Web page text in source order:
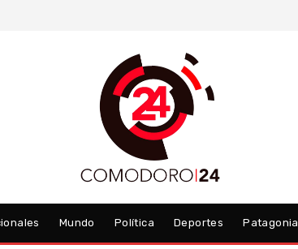
Mundo Política Deportes Patagonia